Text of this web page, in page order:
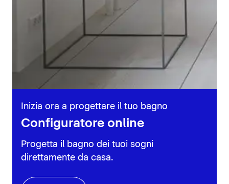
Inizia ora a progettare il tuo bagno
Configuratore online
Progetta il bagno dei tuoi sogni
direttamente da casa.